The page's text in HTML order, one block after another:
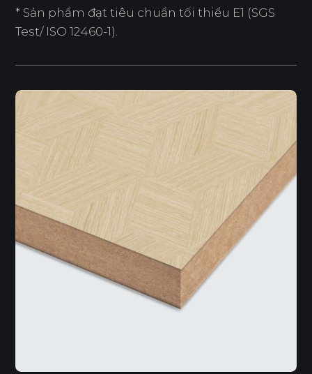
* Sản phẩm đạt tiêu chuẩn tối thiểu E1 (SGS
Test/ ISO 12460-1).